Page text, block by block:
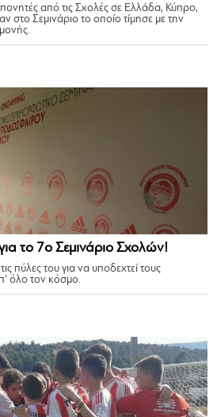
από τις Σχολές σε Ελλάδα, Κύπρο,
στο Σεμινάριο το οποίο τίμησε με την
το 7ο Σεμινάριο Σχολών!
πύλες του για να υποδεχτεί τους
όλο τον κόσμο.